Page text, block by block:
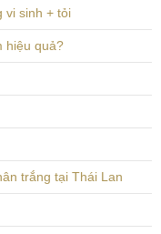
vi sinh + tỏi
hiệu quả?
trắng tại Thái Lan